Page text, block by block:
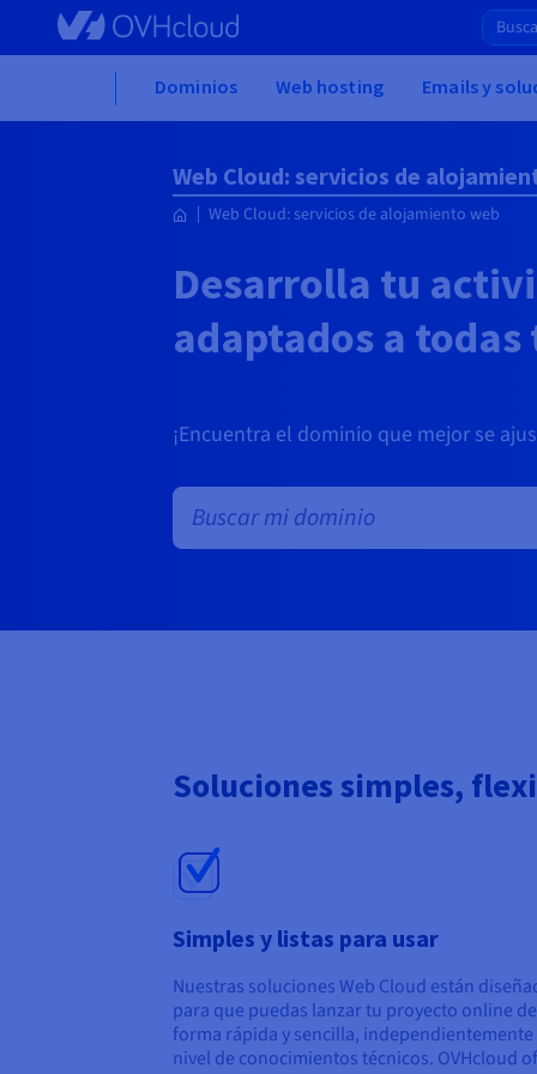
Skip to main content
Dominios Web hosting Emails y
Web Cloud: servicios de
Web Cloud: servicios de alojamiento web
Desarrolla tu
adaptados a todas
¡Encuentra el dominio que mejor se
Búsqueda masiva de dominios
Soluciones simples,
Simples y listas para usar
Nuestras soluciones Web Cloud están
para que puedas lanzar tu proyecto online de
forma rápida y sencilla, independientemente
nivel de conocimientos técnicos. OVHcloud